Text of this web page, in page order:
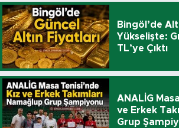
Bingöl’de
Yükselişte:
TL’ye Çıktı
ANALİG
ve Erkek
Grup